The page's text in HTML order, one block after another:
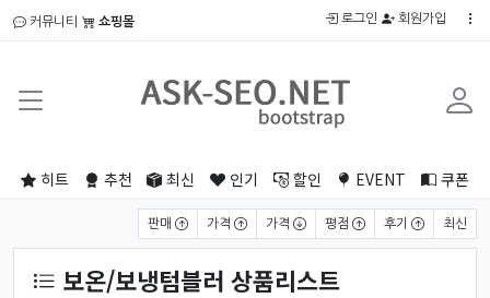
커뮤니티 쇼핑몰 로그인 회원가입
히트 추천 최신 인기 할인 EVENT 쿠폰
판매 가격 가격 평점 후기 최신
보온/보냉텀블러 상품리스트